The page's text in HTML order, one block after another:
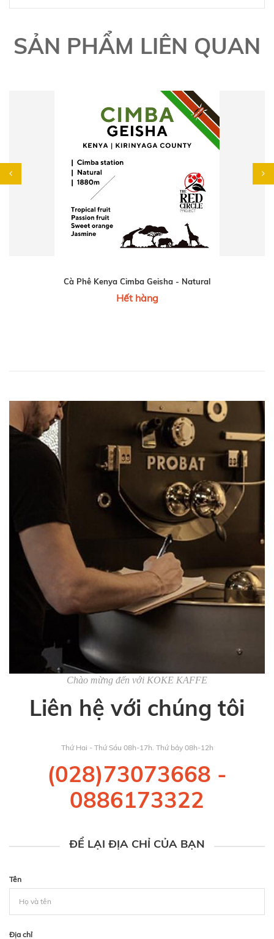
SẢN PHẨM LIÊN QUAN
Cà Phê Kenya Cimba Geisha - Natural
Hết hàng
Chào mừng đến với KOKE KAFFE
Liên hệ với chúng tôi
Thứ Hai - Thứ Sáu 08h-17h. Thứ bảy 08h-12h
(028)73073668 -
0886173322
ĐỂ LẠI ĐỊA CHỈ CỦA BẠN
Tên
Địa chỉ